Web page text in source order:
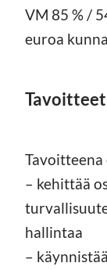
VM 85 % /
euroa
Tavoitteet
Tavoitteena
– kehittää
hallintaa
–